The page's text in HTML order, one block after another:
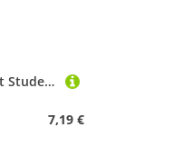
Zkydhbd Großkapazität Student Bencil Case Oxford Fabric School Supplies Organizer Mit Mehreren Fächern Für Pens Radiergummis Großer Kapazität Oxford Fabric Student Stifte Fall
7,19 €